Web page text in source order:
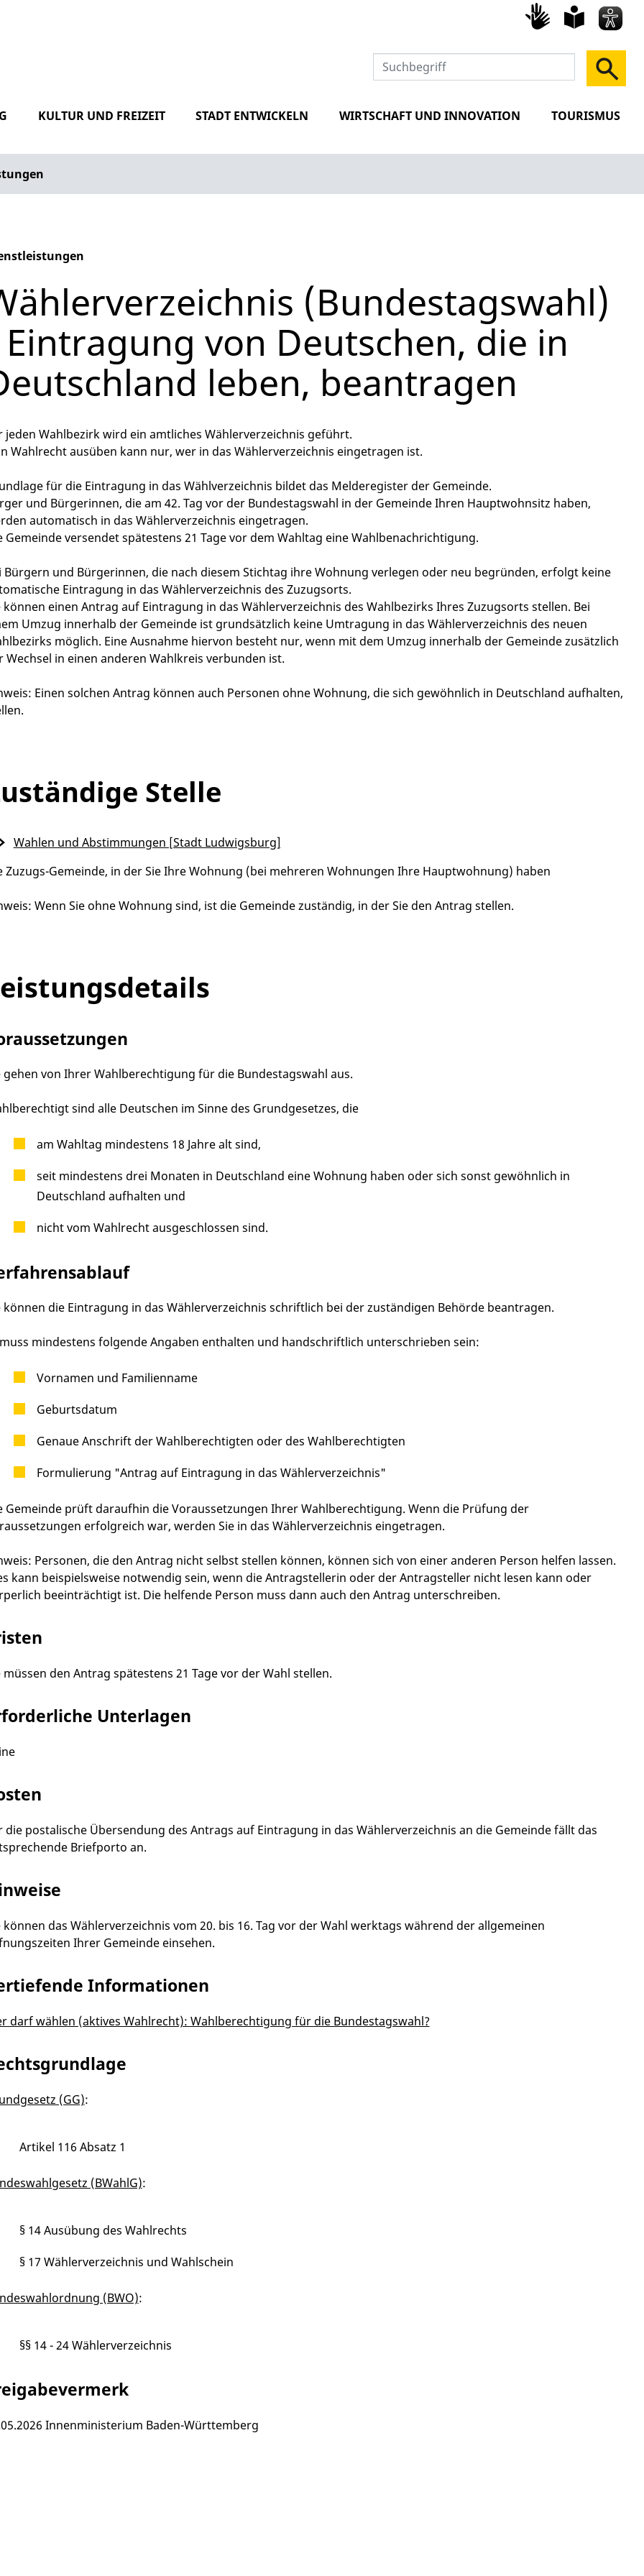
KULTUR UND FREIZEIT STADT ENTWICKELN WIRTSCHAFT UND INNOVATION TOURISMUS
(Bundestagswahl)
von Deutschen, die in
leben, beantragen
jeden Wahlbezirk wird ein amtliches Wählerverzeichnis geführt.
Wahlrecht ausüben kann nur, wer in das Wählerverzeichnis eingetragen ist.
für die Eintragung in das Wählverzeichnis bildet das Melderegister der Gemeinde.
und Bürgerinnen, die am 42. Tag vor der Bundestagswahl in der Gemeinde Ihren Hauptwohnsitz haben,
automatisch in das Wählerverzeichnis eingetragen.
Gemeinde versendet spätestens 21 Tage vor dem Wahltag eine Wahlbenachrichtigung.
Bürgern und Bürgerinnen, die nach diesem Stichtag ihre Wohnung verlegen oder neu begründen, erfolgt keine
Eintragung in das Wählerverzeichnis des Zuzugsorts.
können einen Antrag auf Eintragung in das Wählerverzeichnis des Wahlbezirks Ihres Zuzugsorts stellen. Bei
Umzug innerhalb der Gemeinde istgrundsätzlich keine Umtragung in das Wählerverzeichnis des neuen
möglich. Eine Ausnahme hiervon besteht nur, wenn mit dem Umzug innerhalb der Gemeinde zusätzlich
Wechsel in einen anderen Wahlkreis verbunden ist.
Einen solchen Antrag können auch Personen ohne Wohnung, die sich gewöhnlich in Deutschland aufhalten,
Stelle
Zuzugs-Gemeinde, in der Sie Ihre Wohnung (bei mehreren Wohnungen Ihre Hauptwohnung) haben
Wenn Sie ohne Wohnung sind, ist die Gemeinde zuständig, in der Sie den Antrag stellen.
Wahlen und Abstimmungen [Stadt Ludwigsburg]
gehen von Ihrer Wahlberechtigung für die Bundestagswahl aus.
sind alle Deutschen im Sinne des Grundgesetzes, die
am Wahltag mindestens 18 Jahre alt sind,
seit mindestens drei Monaten in Deutschland eine Wohnung haben oder sich sonst gewöhnlich in
Deutschland aufhalten und
nicht vom Wahlrecht ausgeschlossen sind.
können die Eintragung in das Wählerverzeichnis schriftlich bei der zuständigen Behörde beantragen.
mindestens folgende Angaben enthalten und handschriftlich unterschrieben sein:
Vornamen und Familienname
Geburtsdatum
Genaue Anschrift der Wahlberechtigten oder des Wahlberechtigten
Formulierung "Antrag auf Eintragung in das Wählerverzeichnis"
Gemeinde prüft daraufhin die Voraussetzungen Ihrer Wahlberechtigung. Wenn die Prüfung der
erfolgreich war, werden Sie in das Wählerverzeichnis eingetragen.
Personen, die den Antrag nicht selbst stellen können, können sich von einer anderen Person helfen lassen.
kann beispielsweise notwendig sein, wenn die Antragstellerin oder der Antragsteller nicht lesen kann oder
beeinträchtigt ist. Die helfende Person muss dann auch den Antrag unterschreiben.
müssen den Antrag spätestens 21 Tage vor der Wahl stellen.
Unterlagen
die postalische Übersendung des Antrags auf Eintragung in das Wählerverzeichnis an die Gemeinde fällt das
Briefporto an.
können das Wählerverzeichnis vom 20. bis 16. Tag vor der Wahl werktags während der allgemeinen
Ihrer Gemeinde einsehen.
Informationen
darf wählen (aktives Wahlrecht): Wahlberechtigung für die Bundestagswahl?
(GG):
Artikel 116 Absatz 1
(BWahlG):
§ 14 Ausübung des Wahlrechts
§ 17 Wählerverzeichnis und Wahlschein
(BWO):
§§ 14 - 24 Wählerverzeichnis
Innenministerium Baden-Württemberg